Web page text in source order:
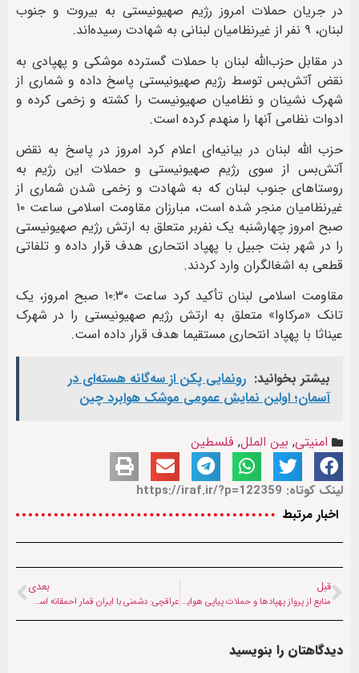
در جریان حملات امروز رژیم صهیونیستی به بیروت و جنوب
لبنان، ۹ نفر از غیرنظامیان لبنانی به شهادت رسیده‌اند.
در مقابل حزب‌الله لبنان با حملات گسترده موشکی و پهپادی به
نقض آتش‌بس توسط رژیم صهیونیستی پاسخ داده و شماری از
شهرک نشینان و نظامیان صهیونیست را کشته و زخمی کرده و
ادوات نظامی آنها را منهدم کرده است.
حزب ‌الله لبنان در بیانیه‌ای اعلام کرد امروز در پاسخ به نقض
آتش‌بس از سوی رژیم صهیونیستی و حملات این رژیم به
روستاهای جنوب لبنان که به شهادت و زخمی شدن شماری از
غیرنظامیان منجر شده است، مبارزان مقاومت اسلامی ساعت ۱۰
صبح امروز چهارشنبه یک نفربر متعلق به ارتش رژیم صهیونیستی
را در شهر بنت‌ جبیل با پهپاد انتحاری هدف قرار داده و تلفاتی
قطعی به اشغالگران وارد کردند.
مقاومت اسلامی لبنان تأکید کرد ساعت ۱۰:۳۰ صبح امروز، یک
تانک «مرکاوا» متعلق به ارتش رژیم صهیونیستی را در شهرک
عیناثا با پهپاد انتحاری مستقیما هدف قرار داده است.
بیشتر بخوانید: رونمایی پکن از سه‌گانه هسته‌ای در
آسمان؛ اولین نمایش عمومی موشک هوابرد چین
امنیتی, بین الملل, فلسطین
لینک کوتاه: https://iraf.ir/?p=122359
اخبار مرتبط
قبل
منابع از پرواز پهپادها و حملات پیاپی هوایی در غزنی خبردادند
بعدی
عراقچی: دشمنی با ایران قمار احمقانه است | امارات سفر نتانیاهو را رد کرد
دیدگاهتان را بنویسید